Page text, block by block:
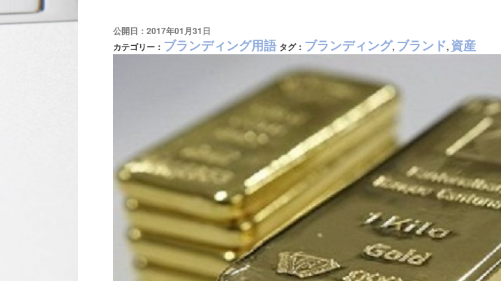
公開日：2017年01月31日
カテゴリー： ブランディング用語 タグ： ブランディング, ブランド, 資産